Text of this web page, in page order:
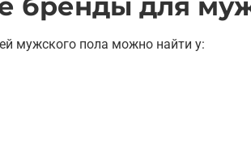
мужского пола можно найти у: